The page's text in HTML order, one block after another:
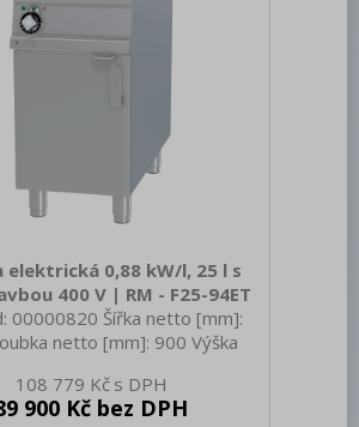
elektrická 0,88 kW/l, 25 l s
400 V | RM - F25-94ET
00000820 Šířka netto [mm]:
netto [mm]: 900 Výška
brutto [mm]: 430 Hloubka
970 Výška brutto [mm]:
108 779 Kč
900 Kč bez DPH